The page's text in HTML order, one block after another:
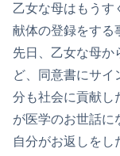
乙女な母はもうす
献体の登録をする
先日、乙女な母か
ど、同意書にサイ
分も社会に貢献し
が医学のお世話に
自分がお返しをし